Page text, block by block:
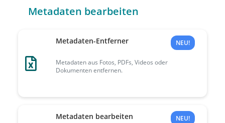
Metadaten bearbeiten
Metadaten-Entferner
Metadaten aus Fotos, PDFs, Videos oder
Dokumenten entfernen.
NEU!
Metadaten bearbeiten NEU!